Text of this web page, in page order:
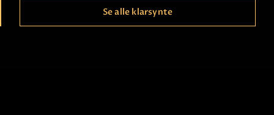
Se alle klarsynte